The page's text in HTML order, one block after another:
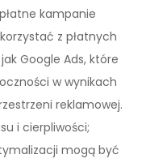
kampanie
z płatnych
Google Ads, które
w wynikach
reklamowej.
i cierpliwości;
mogą być